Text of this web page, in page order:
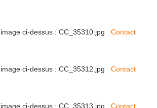
ci-dessus : CC_35310.jpg Contact
ci-dessus : CC_35312.jpg Contact
ci-dessus : CC_35313.jpg Contact